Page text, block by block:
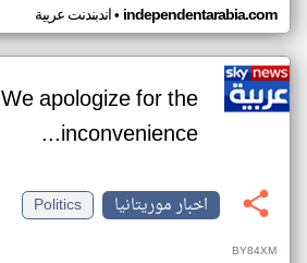
اندبندنت عربية• independentarabia.com
We apologize for the
inconvenience...
اخبار موريتانيا
Politics
BY84XM